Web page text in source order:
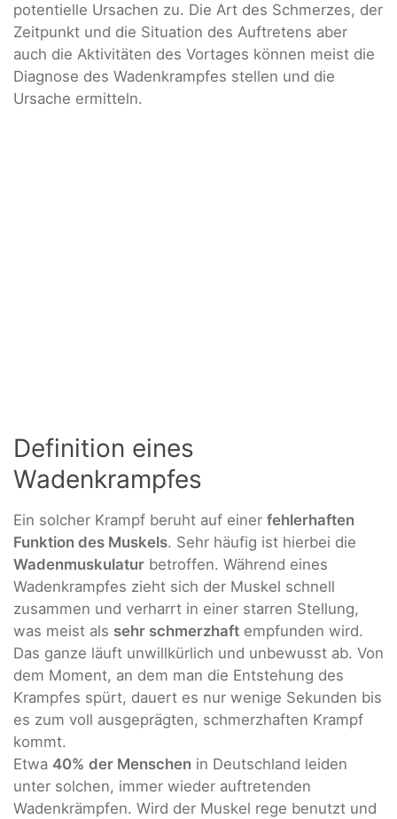
potentielle Ursachen zu. Die Art des Schmerzes, der
Zeitpunkt und die Situation des Auftretens aber
auch die Aktivitäten des Vortages können meist die
Diagnose des Wadenkrampfes stellen und die
Ursache ermitteln.
Definition eines
Wadenkrampfes
Ein solcher Krampf beruht auf einer fehlerhaften
Funktion des Muskels. Sehr häufig ist hierbei die
Wadenmuskulatur betroffen. Während eines
Wadenkrampfes zieht sich der Muskel schnell
zusammen und verharrt in einer starren Stellung,
was meist als sehr schmerzhaft empfunden wird.
Das ganze läuft unwillkürlich und unbewusst ab. Von
dem Moment, an dem man die Entstehung des
Krampfes spürt, dauert es nur wenige Sekunden bis
es zum voll ausgeprägten, schmerzhaften Krampf
kommt.
Etwa 40% der Menschen in Deutschland leiden
unter solchen, immer wieder auftretenden
Wadenkrämpfen. Wird der Muskel rege benutzt und